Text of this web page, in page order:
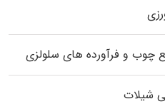
چوب و فرآورده‌ های سلولزی
شیلات